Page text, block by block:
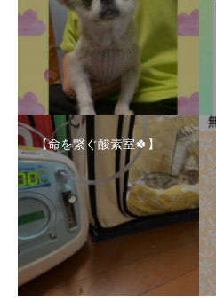
【命を繋ぐ酸素室🍀】